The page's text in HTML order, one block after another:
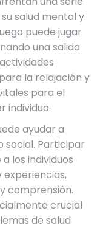
salud mental y
puede jugar
una salida
la relajación y
para el
individuo.
ayudar a
social. Participar
los individuos
comprensión.
crucial
de salud